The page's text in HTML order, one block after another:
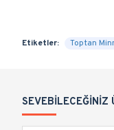
Etiketler: Toptan
SEVEBILECEĞINIZ